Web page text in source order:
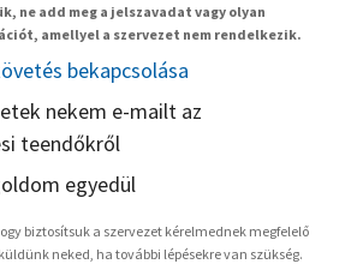
ne add meg a jelszavadat vagy olyan
amellyel a szervezet nem rendelkezik.
bekapcsolása
nekem e-mailt az
teendőkről
egyedül
biztosítsuk a szervezet kérelmednek megfelelő
neked, ha további lépésekre van szükség.